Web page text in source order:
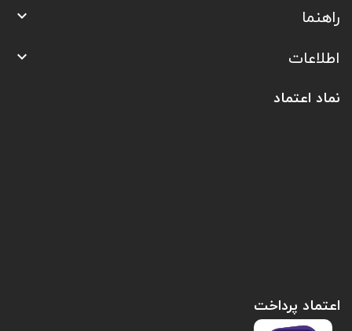
راهنما 
اطلاعات 
نماد اعتماد
اعتماد پرداخت